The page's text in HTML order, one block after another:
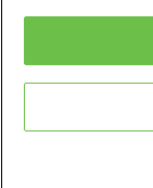
kr - DK (DA)
Denne hjemmeside